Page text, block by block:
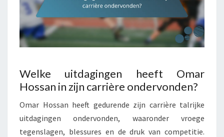
Welke uitdagingen heeft Omar
Hossan in zijn carrière ondervonden?
Omar Hossan heeft gedurende zijn carrière talrijke
uitdagingen ondervonden, waaronder vroege
tegenslagen, blessures en de druk van competitie.